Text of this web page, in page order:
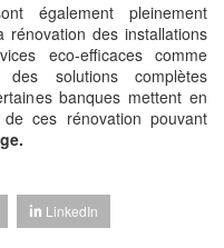
également pleinement
des installations
eco-efficaces comme
solutions complètes
banques mettent en
de ces rénovation pouvant
LinkedIn